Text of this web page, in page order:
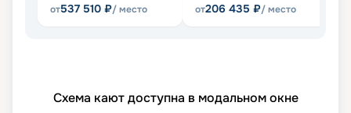
от537 510 ₽/ место
от206 435 ₽/ место
Схема кают доступна в модальном окне